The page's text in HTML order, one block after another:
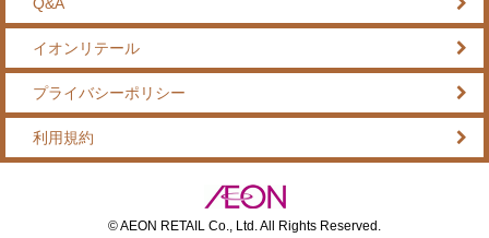
イオンリテール
プライバシーポリシー
利用規約
© AEON RETAIL Co., Ltd. All Rights Reserved.